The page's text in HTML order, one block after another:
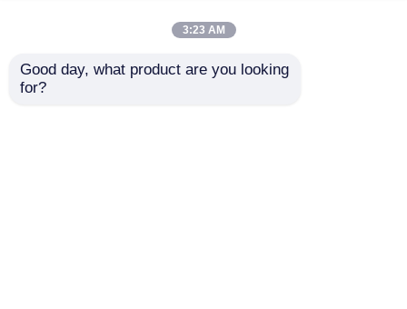
cơ 286hp
3:23 AM
Good day, what product are you looking
for?